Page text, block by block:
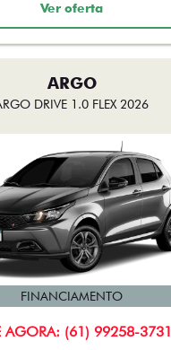
Ver oferta
ARGO
DRIVE 1.0 FLEX 2026
AGORA: (61) 99258-3731
FINANCIAMENTO